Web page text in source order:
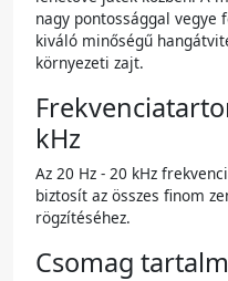
nagy pontossággal vegye
kiváló minőségű
környezeti zajt.
kHz
Az 20 Hz - 20 kHz
biztosít az összes finom
rögzítéséhez.
Csomag